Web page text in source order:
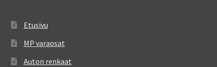
Etusivu
MP varaosat
Auton renkaat